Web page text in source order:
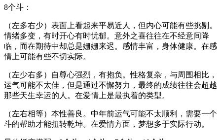
8个斗：
（左多右少）表面上看起来平易近人，但内心可能有些挑剔。
情绪多变，有时开心有时忧郁。意外之喜往往在不经意间降
临，而在期待中却总是姗姗来迟。感情丰富，身体健康。在感
情上可能有些不切实际。
（左少右多）自尊心强烈，有抱负。性格复杂，与周围相比，
运气可能不太佳，但是通过不懈努力，最终的成绩往往会超越
那些天生幸运的人。在爱情上是最执着的类型。
（左右相等）本性善良。中年前运气可能不太顺利，需要一个
斗的帮助才能扭转乾坤。在爱情方面，梦想多于实际行动。